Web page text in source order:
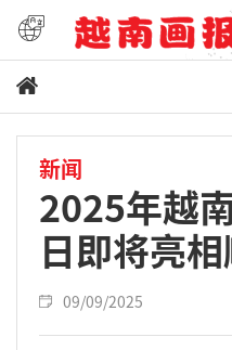
新闻
2025年越
日即将亮
09/09/2025